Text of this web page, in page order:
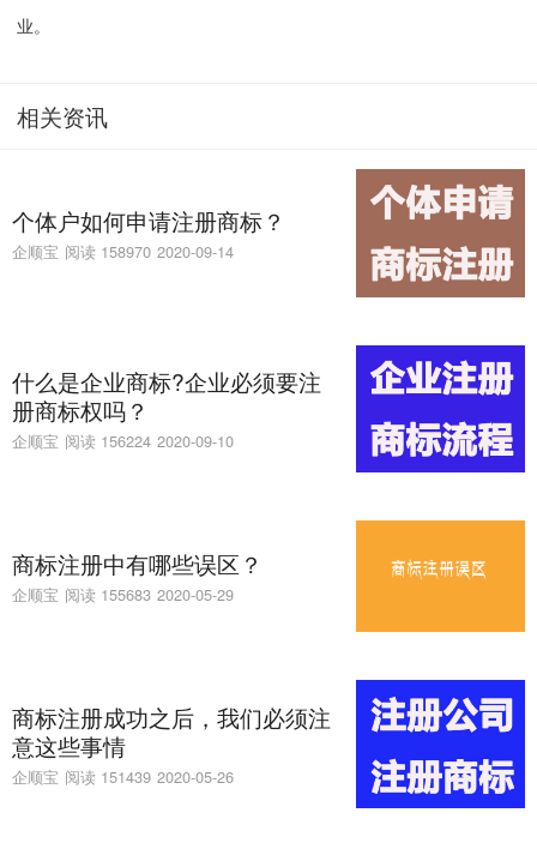
业。
相关资讯
个体户如何申请注册商标？
企顺宝 阅读 158970 2020-09-14
什么是企业商标?企业必须要注
册商标权吗？
企顺宝 阅读 156224 2020-09-10
商标注册中有哪些误区？
企顺宝 阅读 155683 2020-05-29
商标注册成功之后，我们必须注
意这些事情
企顺宝 阅读 151439 2020-05-26